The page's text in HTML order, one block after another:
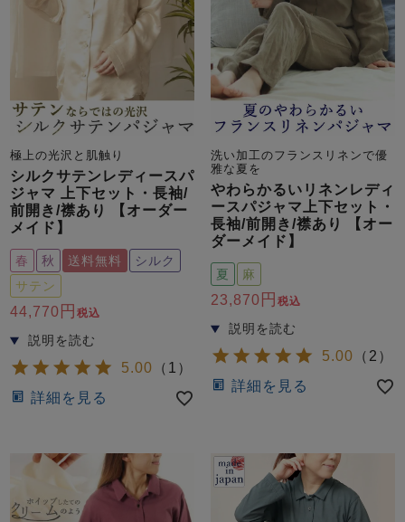
極上の光沢と肌触り
シルクサテンレディースパ
ジャマ 上下セット・長袖/
前開き/襟あり 【オーダー
メイド】
春 秋 送料無料
シルク
サテン
44,770 税込
5.00 （ 1 ）
詳細を見る
洗い加工のフランスリネンで優
雅な夏を
やわらかるいリネンレディ
ースパジャマ上下セット・
長袖/前開き/襟あり 【オー
ダーメイド】
夏 麻
23,870 税込
5.00 （ 2 ）
詳細を見る